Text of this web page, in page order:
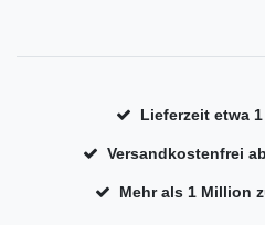
Lieferzeit etwa
Versandkostenfrei
Mehr als 1 Million